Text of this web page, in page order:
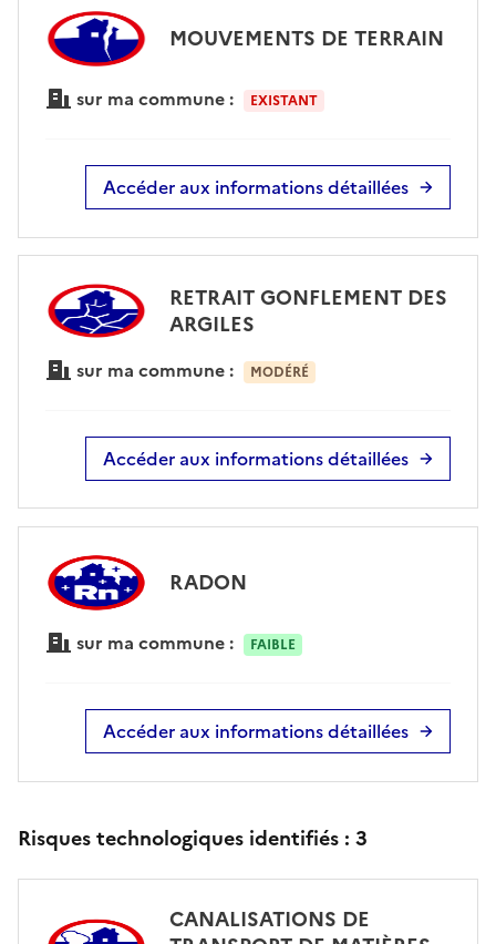
MOUVEMENTS DE TERRAIN
sur ma commune : EXISTANT
Accéder aux informations détaillées
RETRAIT GONFLEMENT DES
ARGILES
sur ma commune : MODÉRÉ
Accéder aux informations détaillées
RADON
sur ma commune : FAIBLE
Accéder aux informations détaillées
Risques technologiques identifiés : 3
CANALISATIONS DE